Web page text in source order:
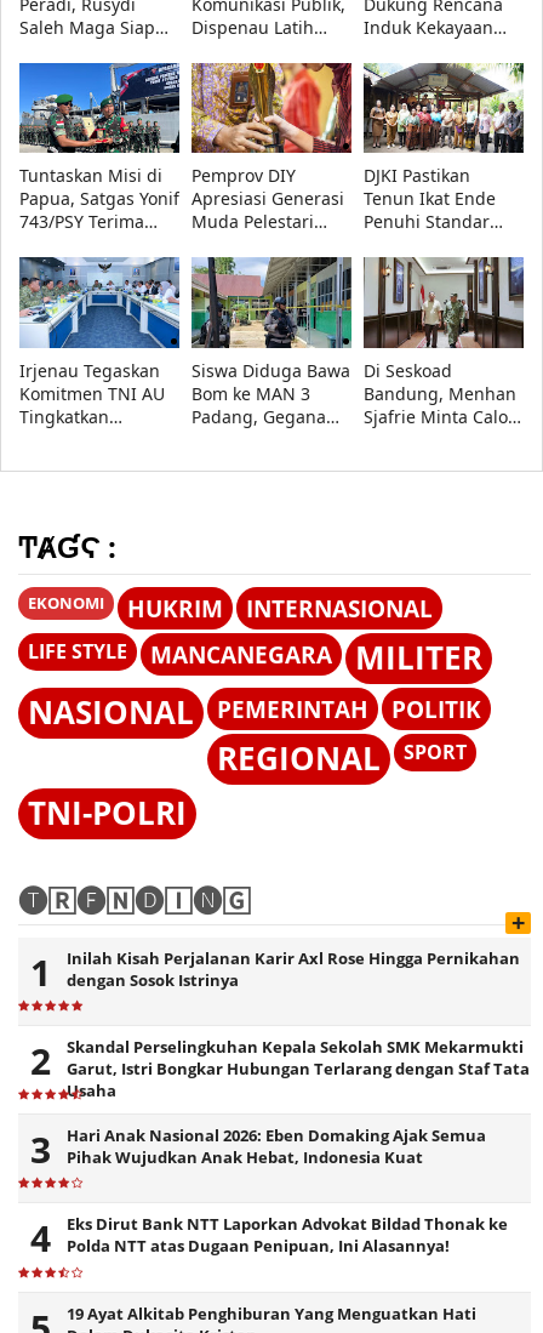
Peradi, Rusydi
Saleh Maga Siap
dan Lindungi
Kebebasan Pers
Komunikasi Publik,
Dispenau Latih
Lewat Workshop TA
2026
Dukung Rencana
Induk Kekayaan
Nasional 2027-2036
di Forum Nasional
KI 2026
Tuntaskan Misi di
Papua, Satgas Yonif
743/PSY Terima
Pangdam
XVII/Cenderawasih
Pemprov DIY
Apresiasi Generasi
Muda Pelestari
Penerima
Penghargaan
Diumumkan
DJKI Pastikan
Tenun Ikat Ende
Penuhi Standar
Pemda Siap Tindak
Lanjuti Evaluasi
Irjenau Tegaskan
Komitmen TNI AU
Tingkatkan
Siswa Diduga Bawa
Bom ke MAN 3
Padang, Gegana
Di Seskoad
Bandung, Menhan
Sjafrie Minta Calon
ͲȺƓϚ :
EKONOMI HUKRIM INTERNASIONAL
LIFE STYLE MANCANEGARA
MILITER
NASIONAL
PEMERINTAH POLITIK
REGIONAL SPORT
TNI-POLRI
🅣🅁🅔🄽🅓🄸🅝🄶
+
Inilah Kisah Perjalanan Karir Axl Rose Hingga Pernikahan
dengan Sosok Istrinya
Skandal Perselingkuhan Kepala Sekolah SMK Mekarmukti
Garut, Istri Bongkar Hubungan Terlarang dengan Staf Tata
Usaha
Hari Anak Nasional 2026: Eben Domaking Ajak Semua
Pihak Wujudkan Anak Hebat, Indonesia Kuat
Eks Dirut Bank NTT Laporkan Advokat Bildad Thonak ke
Polda NTT atas Dugaan Penipuan, Ini Alasannya!
19 Ayat Alkitab Penghiburan Yang Menguatkan Hati